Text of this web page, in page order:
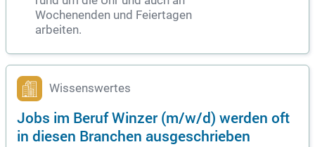
Wochenenden und Feiertagen
arbeiten.
Wissenswertes
Jobs im Beruf Winzer (m/w/d) werden oft
in diesen Branchen ausgeschrieben